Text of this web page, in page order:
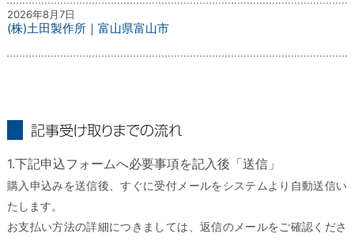
2026年8月7日
(株)土田製作所｜富山県富山市
1.下記申込フォームへ必要事項を記入後「送信」
購入申込みを送信後、すぐに受付メールをシステムより自動送信い
たします。
お支払い方法の詳細につきましては、返信のメールをご確認くださ